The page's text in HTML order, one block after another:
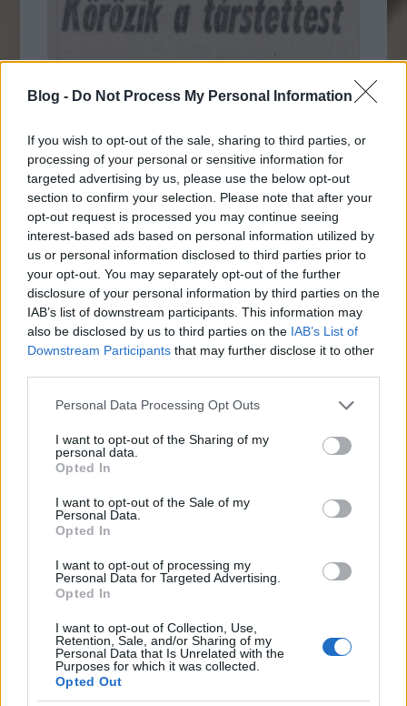
Blog - Do Not Process My Personal Information
If you wish to opt-out of the sale, sharing to third parties, or
processing of your personal or sensitive information for
targeted advertising by us, please use the below opt-out
section to confirm your selection. Please note that after your
opt-out request is processed you may continue seeing
interest-based ads based on personal information utilized by
us or personal information disclosed to third parties prior to
your opt-out. You may separately opt-out of the further
disclosure of your personal information by third parties on the
IAB’s list of downstream participants. This information may
also be disclosed by us to third parties on the IAB’s List of
Downstream Participants that may further disclose it to other
Please note that this website/app uses one or more Google
not limited to your visit or usage behaviour. You may click to
grant or deny consent to Google and its third-party tags to
use your data for below specified purposes in below Google
consent section.
Personal Data Processing Opt Outs
I want to opt-out of the Sharing of my
personal data.
Opted In
I want to opt-out of the Sale of my
Personal Data.
Opted In
I want to opt-out of processing my
Personal Data for Targeted Advertising.
Opted In
I want to opt-out of Collection, Use,
Retention, Sale, and/or Sharing of my
Personal Data that Is Unrelated with the
Purposes for which it was collected.
Opted Out
Esti Hírlap, 1988. augusztus 24.
Az akkor 26 éves Ladányi János juhászt
augusztus 30-án elfogták. A börtönben
kocsit, pénzt és a hátrahagyott jószágait
ígérte neki, ha segít neki, hogy magával
Dulai Sándor 1988. szeptember 2-án a
Szabad Földben
további részleteket tudunk meg arról, mi
minden mondott csődöt a bűntény hajnalán: